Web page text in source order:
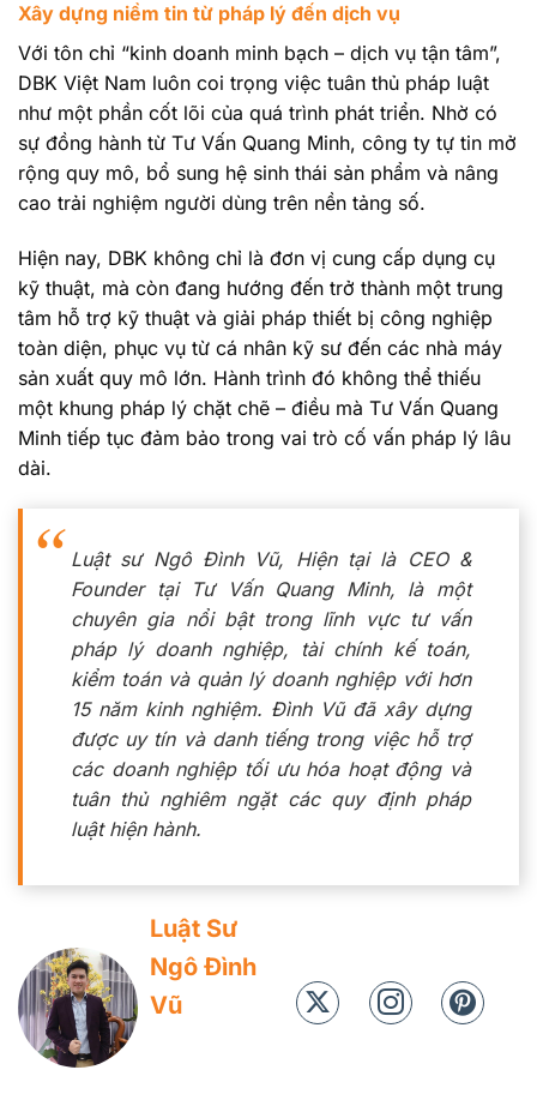
Xây dựng niềm tin từ pháp lý đến dịch vụ
Với tôn chỉ “kinh doanh minh bạch – dịch vụ tận tâm”,
DBK Việt Nam luôn coi trọng việc tuân thủ pháp luật
như một phần cốt lõi của quá trình phát triển. Nhờ có
sự đồng hành từ Tư Vấn Quang Minh, công ty tự tin mở
rộng quy mô, bổ sung hệ sinh thái sản phẩm và nâng
cao trải nghiệm người dùng trên nền tảng số.
Hiện nay, DBK không chỉ là đơn vị cung cấp dụng cụ
kỹ thuật, mà còn đang hướng đến trở thành một trung
tâm hỗ trợ kỹ thuật và giải pháp thiết bị công nghiệp
toàn diện, phục vụ từ cá nhân kỹ sư đến các nhà máy
sản xuất quy mô lớn. Hành trình đó không thể thiếu
một khung pháp lý chặt chẽ – điều mà Tư Vấn Quang
Minh tiếp tục đảm bảo trong vai trò cố vấn pháp lý lâu
dài.
Luật sư Ngô Đình Vũ, Hiện tại là CEO &
Founder tại Tư Vấn Quang Minh, là một
chuyên gia nổi bật trong lĩnh vực tư vấn
pháp lý doanh nghiệp, tài chính kế toán,
kiểm toán và quản lý doanh nghiệp với hơn
15 năm kinh nghiệm. Đình Vũ đã xây dựng
được uy tín và danh tiếng trong việc hỗ trợ
các doanh nghiệp tối ưu hóa hoạt động và
tuân thủ nghiêm ngặt các quy định pháp
luật hiện hành.
Luật Sư
Ngô Đình
Vũ